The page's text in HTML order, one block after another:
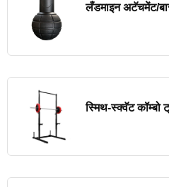
लँडमाइन अटॅचमेंट/
स्मिथ-स्क्वॅट कॉम्बो